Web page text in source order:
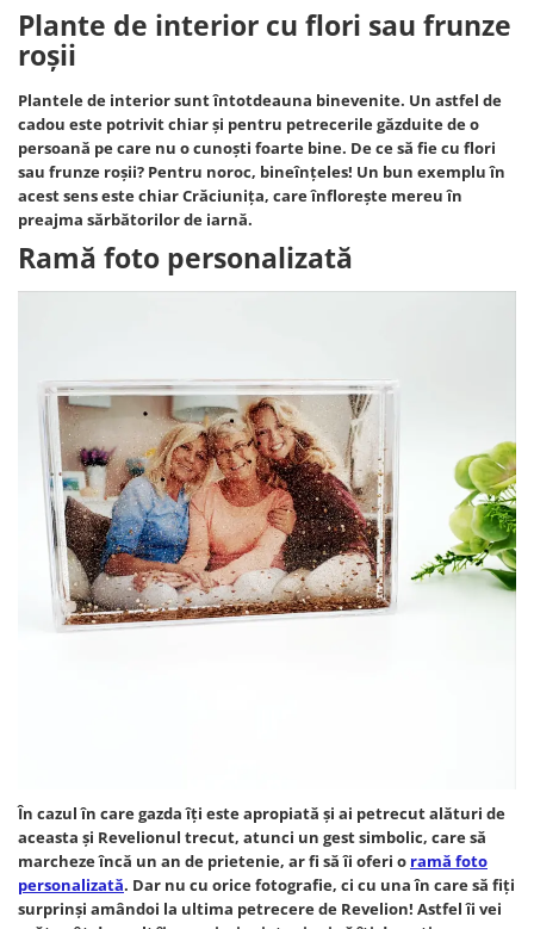
Plante de interior cu flori sau frunze
roșii
Plantele de interior sunt întotdeauna binevenite. Un astfel de
cadou este potrivit chiar și pentru petrecerile găzduite de o
persoană pe care nu o cunoști foarte bine. De ce să fie cu flori
sau frunze roșii? Pentru noroc, bineînțeles! Un bun exemplu în
acest sens este chiar Crăciunița, care înflorește mereu în
preajma sărbătorilor de iarnă.
Ramă foto personalizată
În cazul în care gazda îți este apropiată și ai petrecut alături de
aceasta și Revelionul trecut, atunci un gest simbolic, care să
marcheze încă un an de prietenie, ar fi să îi oferi o ramă foto
personalizată. Dar nu cu orice fotografie, ci cu una în care să fiți
surprinși amândoi la ultima petrecere de Revelion! Astfel îi vei